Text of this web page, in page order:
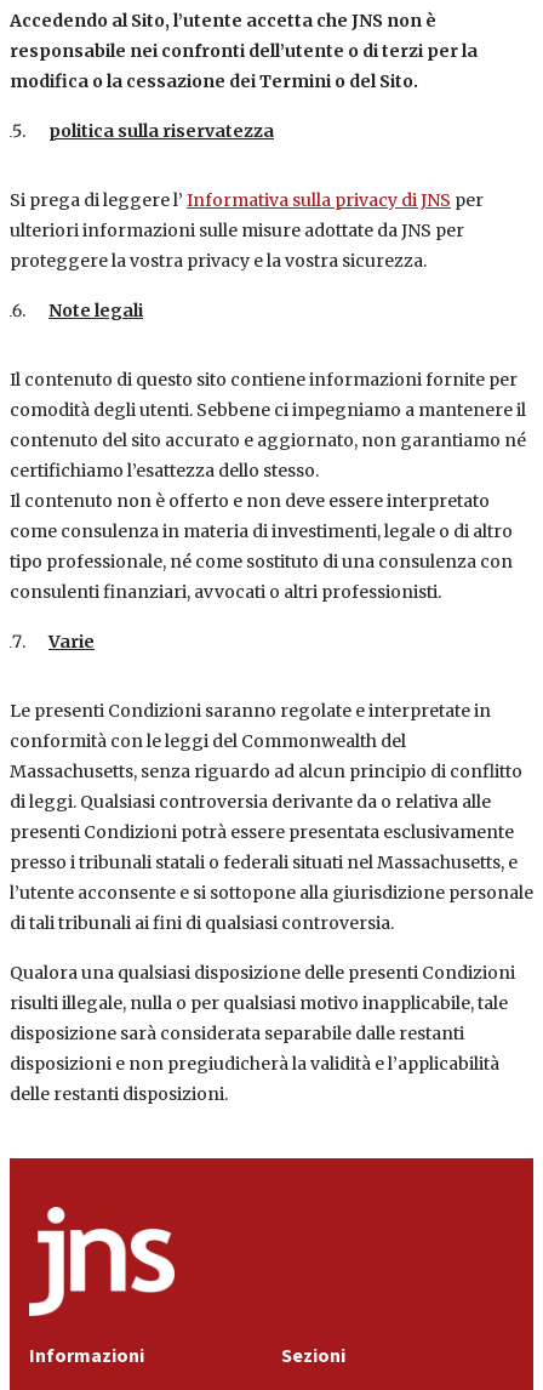
Accedendo al Sito, l’utente accetta che JNS non è
responsabile nei confronti dell’utente o di terzi per la
modifica o la cessazione dei Termini o del Sito.
politica sulla riservatezza
Si prega di leggere l’ Informativa sulla privacy di JNS per
ulteriori informazioni sulle misure adottate da JNS per
proteggere la vostra privacy e la vostra sicurezza.
Note legali
Il contenuto di questo sito contiene informazioni fornite per
comodità degli utenti. Sebbene ci impegniamo a mantenere il
contenuto del sito accurato e aggiornato, non garantiamo né
certifichiamo l’esattezza dello stesso.
Il contenuto non è offerto e non deve essere interpretato
come consulenza in materia di investimenti, legale o di altro
tipo professionale, né come sostituto di una consulenza con
consulenti finanziari, avvocati o altri professionisti.
Varie
Le presenti Condizioni saranno regolate e interpretate in
conformità con le leggi del Commonwealth del
Massachusetts, senza riguardo ad alcun principio di conflitto
di leggi. Qualsiasi controversia derivante da o relativa alle
presenti Condizioni potrà essere presentata esclusivamente
presso i tribunali statali o federali situati nel Massachusetts, e
l’utente acconsente e si sottopone alla giurisdizione personale
di tali tribunali ai fini di qualsiasi controversia.
Qualora una qualsiasi disposizione delle presenti Condizioni
risulti illegale, nulla o per qualsiasi motivo inapplicabile, tale
disposizione sarà considerata separabile dalle restanti
disposizioni e non pregiudicherà la validità e l’applicabilità
delle restanti disposizioni.
Informazioni Sezioni